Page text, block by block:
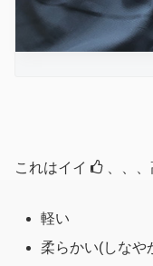
これはイイ 、、
軽い
柔らかい(しなや